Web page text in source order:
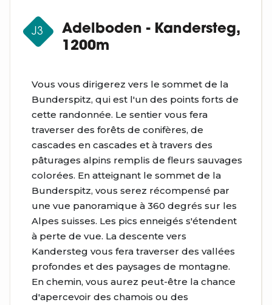
J3
Adelboden - Kandersteg,
1200m
Vous vous dirigerez vers le sommet de la
Bunderspitz, qui est l'un des points forts de
cette randonnée. Le sentier vous fera
traverser des forêts de conifères, de
cascades en cascades et à travers des
pâturages alpins remplis de fleurs sauvages
colorées. En atteignant le sommet de la
Bunderspitz, vous serez récompensé par
une vue panoramique à 360 degrés sur les
Alpes suisses. Les pics enneigés s'étendent
à perte de vue. La descente vers
Kandersteg vous fera traverser des vallées
profondes et des paysages de montagne.
En chemin, vous aurez peut-être la chance
d'apercevoir des chamois ou des